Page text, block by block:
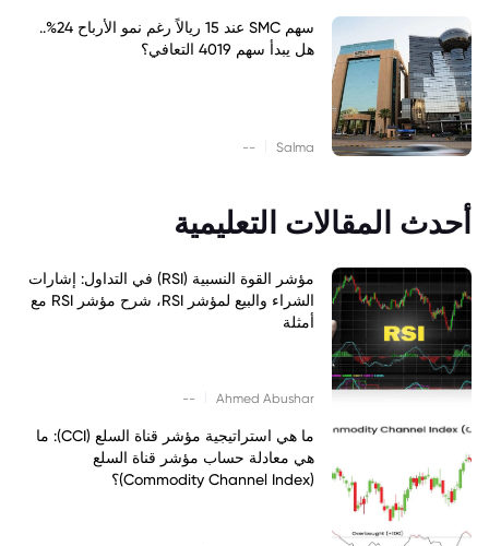
سهم SMC عند 15 ريالاً رغم نمو الأرباح 24%..
هل يبدأ سهم 4019 التعافي؟
Salma
--
أحدث المقالات التعليمية
مؤشر القوة النسبية (RSI) في التداول: إشارات
الشراء والبيع لمؤشر RSI، شرح مؤشر RSI مع
أمثلة
Ahmed Abushar
--
ما هي استراتيجية مؤشر قناة السلع (CCI): ما
هي معادلة حساب مؤشر قناة السلع
(Commodity Channel Index)؟